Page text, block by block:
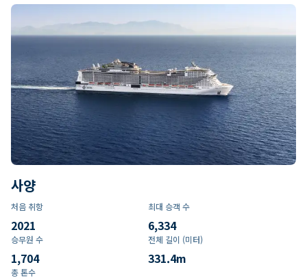
사양
처음 취항
2021
최대 승객 수
6,334
승무원 수
1,704
전체 길이 (미터)
331.4m
총 톤수